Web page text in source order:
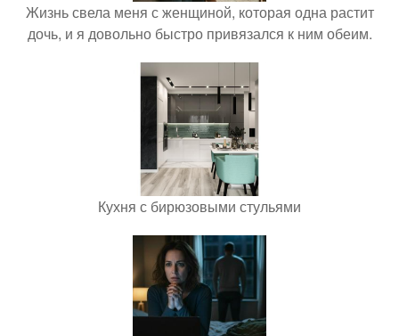
Жизнь свела меня с женщиной, которая одна растит
дочь, и я довольно быстро привязался к ним обеим.
Кухня с бирюзовыми стульями